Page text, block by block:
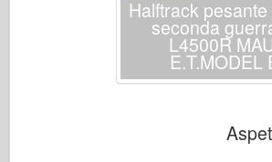
Halftrack
seconda
L4500R
E.T.MODEL